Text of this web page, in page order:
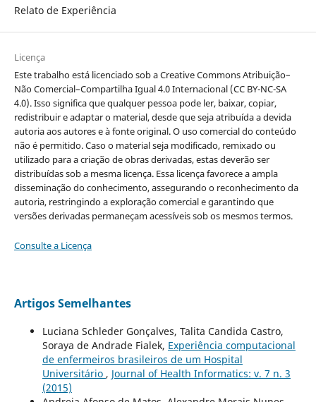
Relato de Experiência
Licença
Este trabalho está licenciado sob a Creative Commons Atribuição–
Não Comercial–Compartilha Igual 4.0 Internacional (CC BY-NC-SA
4.0). Isso significa que qualquer pessoa pode ler, baixar, copiar,
redistribuir e adaptar o material, desde que seja atribuída a devida
autoria aos autores e à fonte original. O uso comercial do conteúdo
não é permitido. Caso o material seja modificado, remixado ou
utilizado para a criação de obras derivadas, estas deverão ser
distribuídas sob a mesma licença. Essa licença favorece a ampla
disseminação do conhecimento, assegurando o reconhecimento da
autoria, restringindo a exploração comercial e garantindo que
versões derivadas permaneçam acessíveis sob os mesmos termos.
Consulte a Licença
Artigos Semelhantes
Luciana Schleder Gonçalves, Talita Candida Castro,
Soraya de Andrade Fialek, Experiência computacional
de enfermeiros brasileiros de um Hospital
Universitário , Journal of Health Informatics: v. 7 n. 3
(2015)